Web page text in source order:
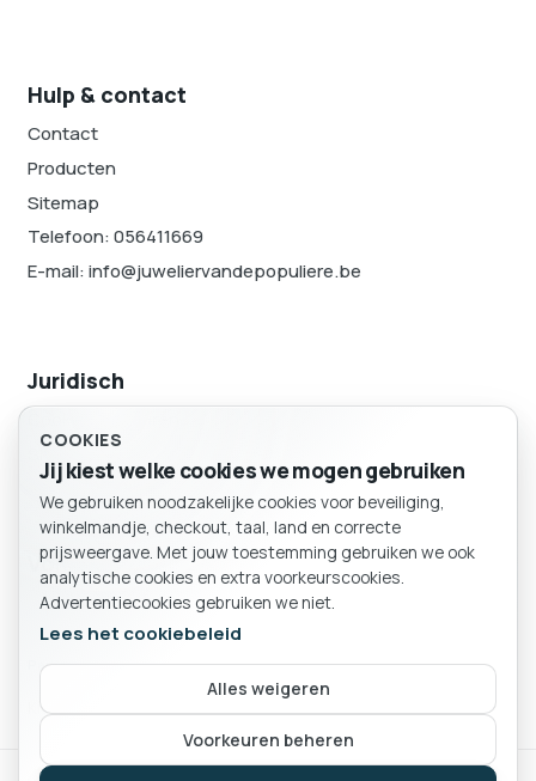
Hulp & contact
Contact
Producten
Sitemap
Telefoon: 056411669
E-mail: info@juweliervandepopuliere.be
Juridisch
Sitemap
Volg ons
Particulier Bedrijf
Kies of je als particulier of bedrijf winkelt.
COOKIES
Jij kiest welke cookies we mogen gebruiken
We gebruiken noodzakelijke cookies voor beveiliging,
winkelmandje, checkout, taal, land en correcte
prijsweergave. Met jouw toestemming gebruiken we ook
analytische cookies en extra voorkeurscookies.
Advertentiecookies gebruiken we niet.
Lees het cookiebeleid
Alles weigeren
Voorkeuren beheren
BESTELLING
Winkelmand